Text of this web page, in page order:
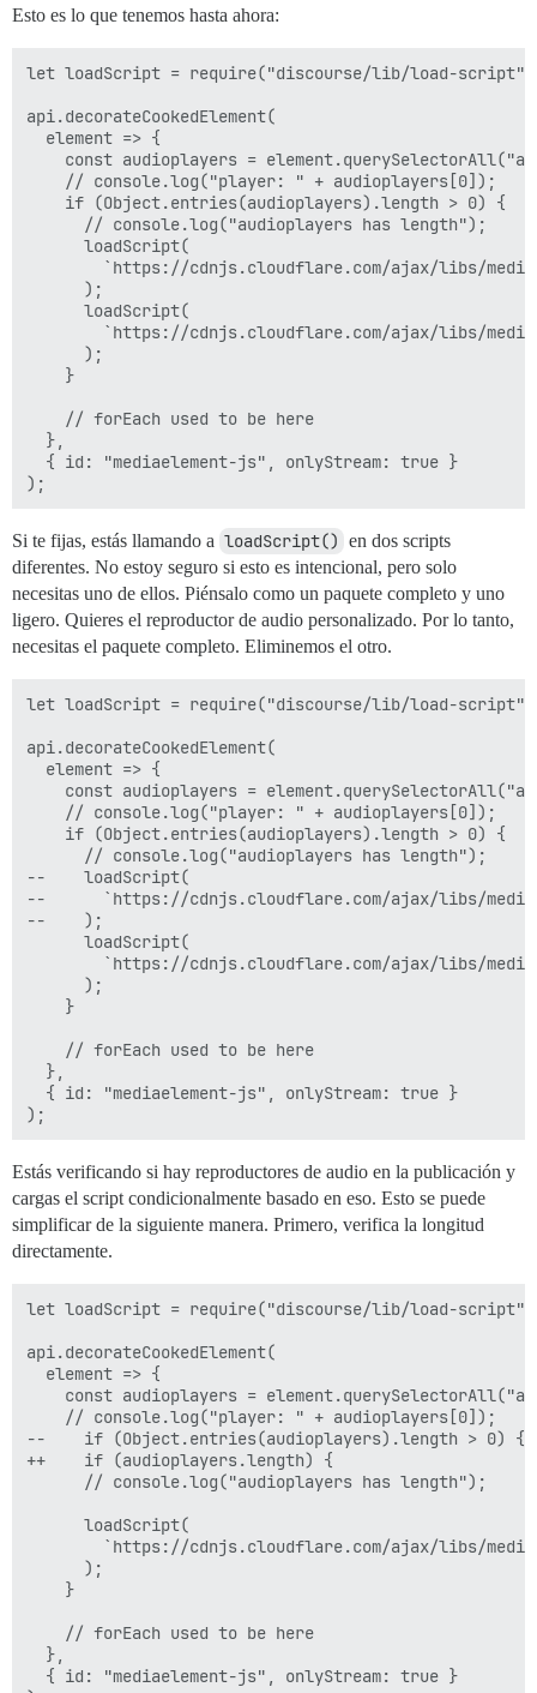
Esto es lo que tenemos hasta ahora:
let loadScript = require("discourse/lib/load-
api.decorateCookedElement(
  element => {
const audioplayers =
    // console.log("player: " + audioplayers[0]);
    if (Object.entries(audioplayers).length > 0) {
      // console.log("audioplayers has length");
      loadScript(
`https://cdnjs.cloudflare.com/ajax/libs/
      );
      loadScript(
`https://cdnjs.cloudflare.com/ajax/libs/
      );
    }
    // forEach used to be here
  },
  { id: "mediaelement-js", onlyStream: true }
Si te fijas, estás llamando a loadScript() en dos scripts
diferentes. No estoy seguro si esto es intencional, pero solo
necesitas uno de ellos. Piénsalo como un paquete completo y uno
ligero. Quieres el reproductor de audio personalizado. Por lo tanto,
necesitas el paquete completo. Eliminemos el otro.
let loadScript = require("discourse/lib/load-
api.decorateCookedElement(
  element => {
const audioplayers =
    // console.log("player: " + audioplayers[0]);
    if (Object.entries(audioplayers).length > 0) {
      // console.log("audioplayers has length");
--    loadScript(
--      `https://cdnjs.cloudflare.com/ajax/libs/
--    );
      loadScript(
`https://cdnjs.cloudflare.com/ajax/libs/
      );
    }
    // forEach used to be here
  },
  { id: "mediaelement-js", onlyStream: true }
Estás verificando si hay reproductores de audio en la publicación y
cargas el script condicionalmente basado en eso. Esto se puede
simplificar de la siguiente manera. Primero, verifica la longitud
directamente.
let loadScript = require("discourse/lib/load-
api.decorateCookedElement(
  element => {
const audioplayers =
    // console.log("player: " + audioplayers[0]);
--    if (Object.entries(audioplayers).length > 0) {
++    if (audioplayers.length) {
      // console.log("audioplayers has length");
      loadScript(
`https://cdnjs.cloudflare.com/ajax/libs/
      );
    }
    // forEach used to be here
  },
  { id: "mediaelement-js", onlyStream: true }